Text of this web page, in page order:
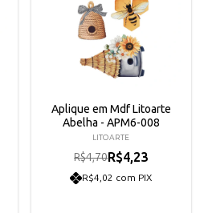
Aplique em Mdf Litoarte
Abelha - APM6-008
LITOARTE
R$4,70R$4,23
R$4,02 com PIX